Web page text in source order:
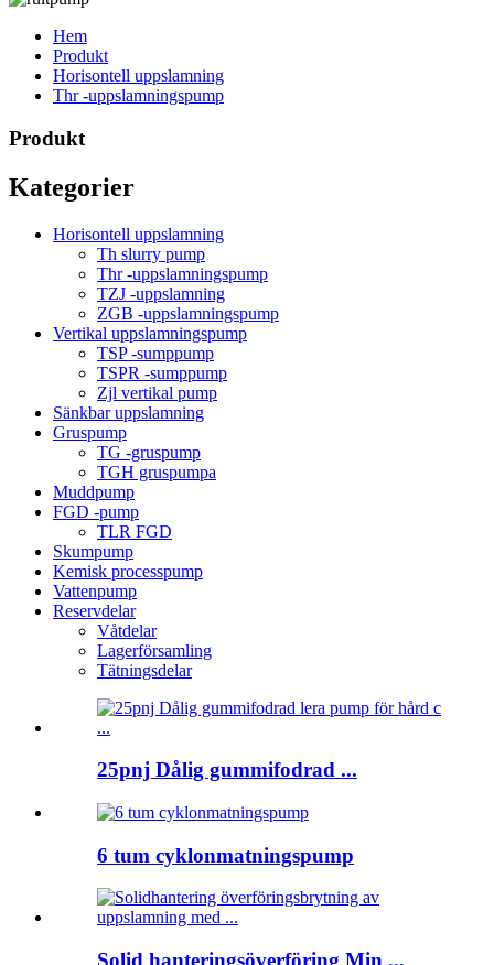
Hem
Produkt
Horisontell uppslamning
Thr -uppslamningspump
Produkt
Kategorier
Horisontell uppslamning
Th slurry pump
Thr -uppslamningspump
TZJ -uppslamning
ZGB -uppslamningspump
Vertikal uppslamningspump
TSP -sumppump
TSPR -sumppump
Zjl vertikal pump
Sänkbar uppslamning
Gruspump
TG -gruspump
TGH gruspumpa
Muddpump
FGD -pump
TLR FGD
Skumpump
Kemisk processpump
Vattenpump
Reservdelar
Våtdelar
Lagerförsamling
Tätningsdelar
25pnj Dålig gummifodrad ...
6 tum cyklonmatningspump
Solid hanteringsöverföring Min ...